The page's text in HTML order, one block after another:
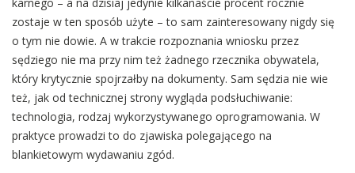
zostaje w ten sposób użyte – to sam zainteresowany nigdy się
o tym nie dowie. A w trakcie rozpoznania wniosku przez
sędziego nie ma przy nim też żadnego rzecznika obywatela,
który krytycznie spojrzałby na dokumenty. Sam sędzia nie wie
też, jak od technicznej strony wygląda podsłuchiwanie:
technologia, rodzaj wykorzystywanego oprogramowania. W
praktyce prowadzi to do zjawiska polegającego na
blankietowym wydawaniu zgód.